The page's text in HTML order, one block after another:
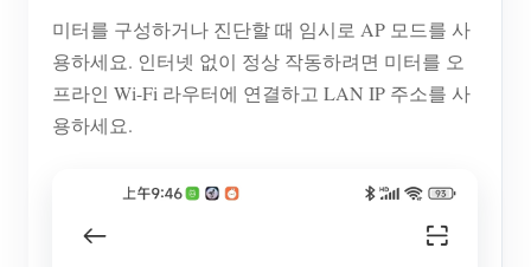
미터를 구성하거나 진단할 때 임시로 AP 모드를 사
용하세요. 인터넷 없이 정상 작동하려면 미터를 오
프라인 Wi-Fi 라우터에 연결하고 LAN IP 주소를 사
용하세요.